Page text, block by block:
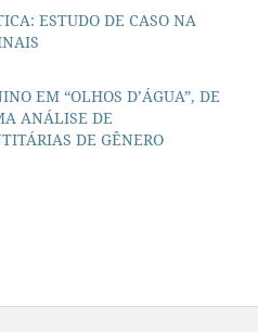
ESTUDO DE CASO NA
EM “OLHOS D’ÁGUA”, DE
ANÁLISE DE
DE GÊNERO